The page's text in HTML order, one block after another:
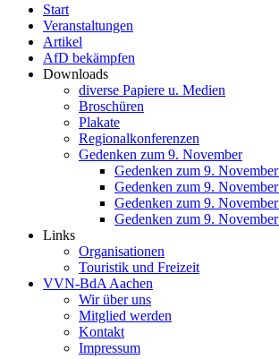
Start
Veranstaltungen
Artikel
AfD bekämpfen
Downloads
diverse Papiere u. Medien
Broschüren
Plakate
Regionalkonferenzen
Gedenken zum 9. November
Gedenken zum 9.
Gedenken zum 9.
Gedenken zum 9.
Gedenken zum 9.
Links
Organisationen
Touristik und Freizeit
VVN-BdA Aachen
Wir über uns
Mitglied werden
Kontakt
Impressum